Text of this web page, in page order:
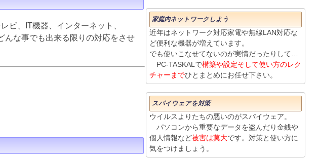
ビ、IT機器、インターネット、
んな事でも出来る限りの対応をさせ
家庭内ネットワークしよう
近年はネットワーク対応家電や無線LAN対応な
ど便利な機器が増えています。
でも使いこなせてないのが実情だったりして…
PC-TASKALで構築や設定そして使い方のレク
チャーまでひとまとめにお任せ下さい。
スパイウェアを対策
ウイルスよりたちの悪いのがスパイウェア。
パソコンから重要なデータを盗んだり金銭や
個人情報など被害は莫大です。対策と使い方に
気をつけましょう。